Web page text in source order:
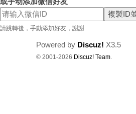
複製ID
請跳轉後，手動添加好友，謝謝
Powered by Discuz! X3.5
© 2001-2026 Discuz! Team.